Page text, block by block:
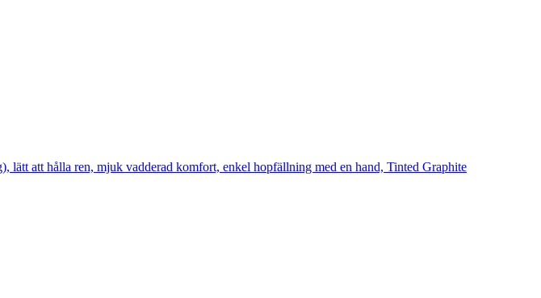
att hålla ren, mjuk vadderad komfort, enkel hopfällning med en hand, Tinted Graphite